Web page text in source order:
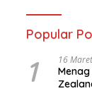
Popular
1 16